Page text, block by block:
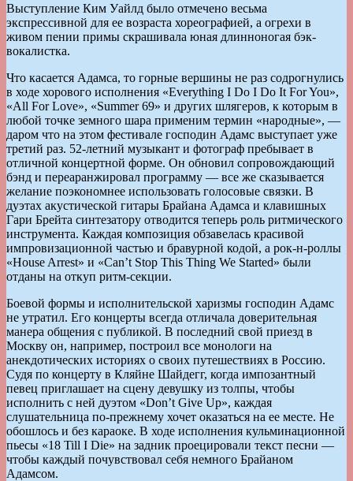
Выступление Ким Уайлд было отмечено весьма
экспрессивной для ее возраста хореографией, а огрехи в
живом пении примы скрашивала юная длинноногая бэк-
вокалистка.
Что касается Адамса, то горные вершины не раз содрогнулись
в ходе хорового исполнения «Everything I Do I Do It For You»,
«All For Love», «Summer 69» и других шлягеров, к которым в
любой точке земного шара применим термин «народные», —
даром что на этом фестивале господин Адамс выступает уже
третий раз. 52-летний музыкант и фотограф пребывает в
отличной концертной форме. Он обновил сопровождающий
бэнд и переаранжировал программу — все же сказывается
желание поэкономнее использовать голосовые связки. В
дуэтах акустической гитары Брайана Адамса и клавишных
Гари Брейта синтезатору отводится теперь роль ритмического
инструмента. Каждая композиция обзавелась красивой
импровизационной частью и бравурной кодой, а рок-н-роллы
«House Arrest» и «Can’t Stop This Thing We Started» были
отданы на откуп ритм-секции.
Боевой формы и исполнительской харизмы господин Адамс
не утратил. Его концерты всегда отличала доверительная
манера общения с публикой. В последний свой приезд в
Москву он, например, построил все монологи на
анекдотических историях о своих путешествиях в Россию.
Судя по концерту в Кляйне Шайдегг, когда импозантный
певец приглашает на сцену девушку из толпы, чтобы
исполнить с ней дуэтом «Don’t Give Up», каждая
слушательница по-прежнему хочет оказаться на ее месте. Не
обошлось и без караоке. В ходе исполнения кульминационной
пьесы «18 Till I Die» на задник проецировали текст песни —
чтобы каждый почувствовал себя немного Брайаном
Адамсом.